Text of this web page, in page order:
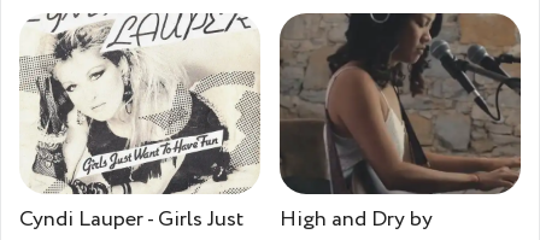
Cyndi Lauper - Girls Just
High and Dry by